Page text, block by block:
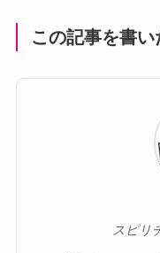
この記事を書い
スピリ